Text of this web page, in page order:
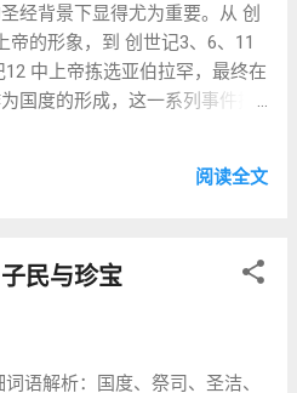
米德拉什主张：会幕命
的，是神对人不能直接承受祂
原本的旨意：不是住在帐幕，
是：“住在 他们中间 ”（
若一霎时临到你们中间，必灭绝
近的可能性 。 三、耶利米的
经背景下显得尤为重要。从 创
帝的形象，到 创世记3、6、11
中上帝拣选亚伯拉罕，最终在
国度的形成，这一系列事件揭
这一叙事脉络，展示以色列的
密相连。 1. 创造：人类作为上
式 ：人类被造为上帝的形象，
并扩展上帝统治的职责。 伙伴
阅读全文
民与珍宝
语解析：国度、祭司、圣洁、